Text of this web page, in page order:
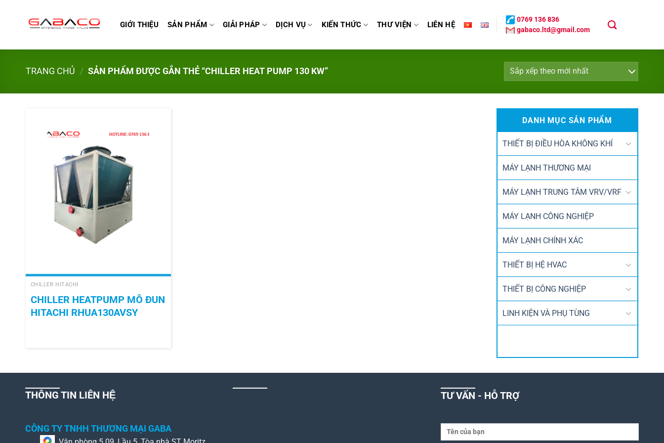
GIỚI THIỆU SẢN PHẨM GIẢI PHÁP DỊCH VỤ KIẾN THỨC THƯ VIỆN LIÊN HỆ
gabaco.ltd@gmail.com
0769 136 836
TRANG CHỦ / SẢN PHẨM ĐƯỢC GẮN THẺ “CHILLER HEAT PUMP 130 KW”
CHILLER HITACHI
CHILLER HEATPUMP MÔ ĐUN
HITACHI RHUA130AVSY
DANH MỤC SẢN PHẨM
THIẾT BỊ ĐIỀU HÒA KHÔNG KHÍ
MÁY LẠNH THƯƠNG MẠI
MÁY LẠNH TRUNG TÂM VRV/VRF
MÁY LẠNH CÔNG NGHIỆP
MÁY LẠNH CHÍNH XÁC
THIẾT BỊ HỆ HVAC
THIẾT BỊ CÔNG NGHIỆP
LINH KIỆN VÀ PHỤ TÙNG
THÔNG TIN LIÊN HỆ
CÔNG TY TNHH THƯƠNG MẠI GABA
TƯ VẤN - HỖ TRỢ